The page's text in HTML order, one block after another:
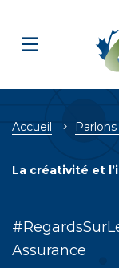
Accueil
La créativité et
Assurance